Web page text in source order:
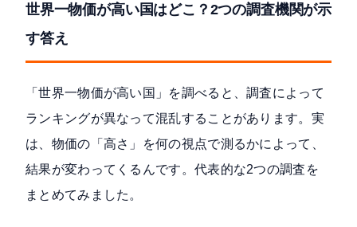
世界一物価が高い国はどこ？2つの調査機関が示
す答え
「世界一物価が高い国」を調べると、調査によって
ランキングが異なって混乱することがあります。実
は、物価の「高さ」を何の視点で測るかによって、
結果が変わってくるんです。代表的な2つの調査を
まとめてみました。